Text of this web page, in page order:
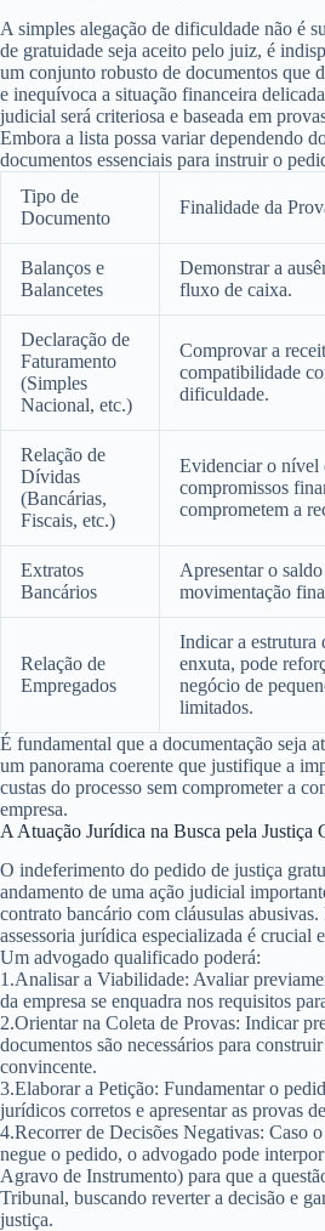
A simples alegação de dificuldade não é
de gratuidade seja aceito pelo juiz, é
um conjunto robusto de documentos que
e inequívoca a situação financeira
judicial será criteriosa e baseada em
Embora a lista possa variar dependendo
documentos essenciais para instruir o
Tipo de
Documento
Finalidade da
Balanços e
Balancetes
Demonstrar a
fluxo de caixa.
Declaração de
Faturamento
(Simples
Nacional, etc.)
Comprovar a
compatibilidade
dificuldade.
Relação de
Dívidas
(Bancárias,
Fiscais, etc.)
Evidenciar o nível
compromissos
comprometem a
Extratos
Bancários
Apresentar o
movimentação
Relação de
Empregados
Indicar a estrutura
enxuta, pode
negócio de
limitados.
É fundamental que a documentação seja
um panorama coerente que justifique a
custas do processo sem comprometer a
empresa.
A Atuação Jurídica na Busca pela Justiça
O indeferimento do pedido de justiça
andamento de uma ação judicial
contrato bancário com cláusulas
assessoria jurídica especializada é crucial
Um advogado qualificado poderá:
1.Analisar a Viabilidade: Avaliar
da empresa se enquadra nos requisitos
2.Orientar na Coleta de Provas: Indicar
documentos são necessários para
convincente.
3.Elaborar a Petição: Fundamentar o
jurídicos corretos e apresentar as provas
4.Recorrer de Decisões Negativas: Caso
negue o pedido, o advogado pode
Agravo de Instrumento) para que a
Tribunal, buscando reverter a decisão e
justiça.